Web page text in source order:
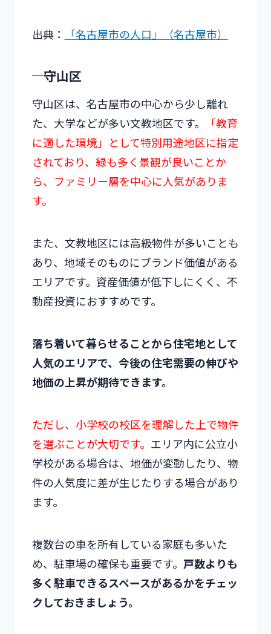
出典： 「名古屋市の人口」（名古屋市）
守山区
守山区は、名古屋市の中心から少し離れ
た、大学などが多い文教地区です。
「教育
に適した環境」として特別用途地区に指定
されており、緑も多く景観が良いことか
ら、ファミリー層を中心に人気がありま
す。
また、文教地区には高級物件が多いことも
あり、地域そのものにブランド価値がある
エリアです。資産価値が低下しにくく、不
動産投資におすすめです。
落ち着いて暮らせることから住宅地として
人気のエリアで、今後の住宅需要の伸びや
地価の上昇が期待できます。
ただし、小学校の校区を理解した上で物件
を選ぶことが大切です。 エリア内に公立小
学校がある場合は、地価が変動したり、物
件の人気度に差が生じたりする場合があり
ます。
複数台の車を所有している家庭も多いた
め、駐車場の確保も重要です。 戸数よりも
多く駐車できるスペースがあるかをチェッ
クしておきましょう。